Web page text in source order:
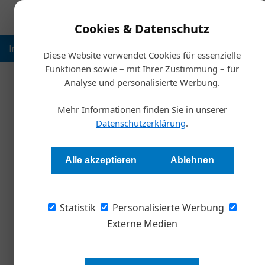
Cookies & Datenschutz
Diese Website verwendet Cookies für essenzielle
Funktionen sowie – mit Ihrer Zustimmung – für
Analyse und personalisierte Werbung.
Mehr Informationen finden Sie in unserer
Datenschutzerklärung.
Alle akzeptieren Ablehnen
Statistik
Personalisierte Werbung
Externe Medien
Inspiration
10. Juli 2026
Digitale ISO-Zertifizierung mithilfe von
23. Juni 2026
Echter
Oberfläche
Kaufen, leasen oder flexen?
Während klassische Finanzierungen in
flexible Modelle – gerade für Startups, die
keine Chance haben.